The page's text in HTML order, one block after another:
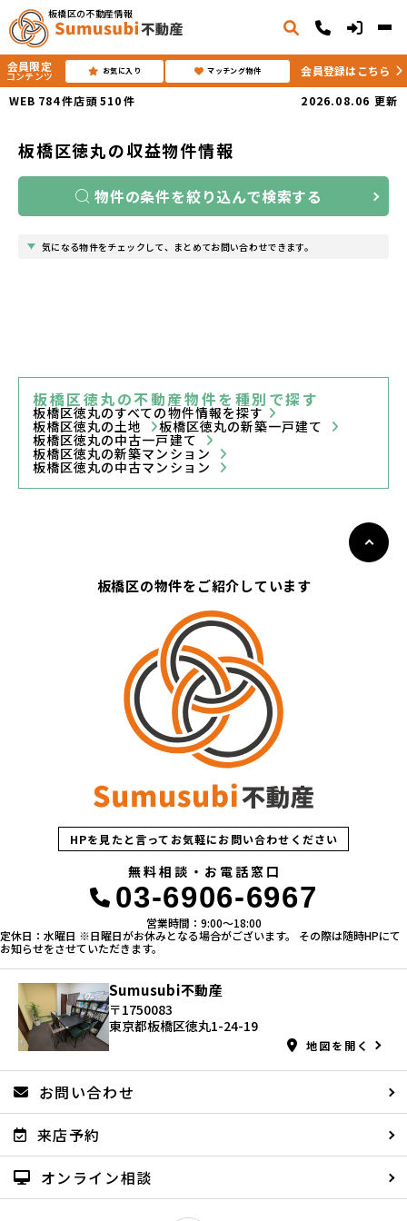
板橋区の不動産情報
会員限定
コンテンツ お気に入り マッチング物件
会員登録はこちら
WEB 784件店頭510 件 2026.08.06 更新
板橋区徳丸の収益物件情報
物件の条件を絞り込んで検索する
気になる物件をチェックして、まとめてお問い合わせできます。
板橋区徳丸の不動産物件を種別で探す
板橋区徳丸のすべての物件情報を探す
板橋区徳丸の土地 板橋区徳丸の新築一戸建て
板橋区徳丸の中古一戸建て
板橋区徳丸の新築マンション
板橋区徳丸の中古マンション
板橋区の物件をご紹介しています
HPを見たと言ってお気軽にお問い合わせください
無料相談・お電話窓口
03-6906-6967
営業時間：9:00〜18:00
定休日：水曜日 ※日曜日がお休みとなる場合がございます。 その際は随時HPにて
お知らせをさせていただきます。
Sumusubi不動産
〒1750083
東京都板橋区徳丸1-24-19
地図を開く
お問い合わせ
来店予約
オンライン相談